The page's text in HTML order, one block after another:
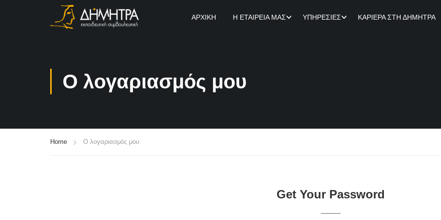
ΑΡΧΙΚΉ Η ΕΤΑΙΡΕΊΑ ΜΑΣ ΥΠΗΡΕΣΊΕΣ ΚΑΡΙΈΡΑ ΣΤΗ ΔΉΜΗΤΡΑ
Ο λογαριασμός μου
Home Ο λογαριασμός μου
Get Your Password